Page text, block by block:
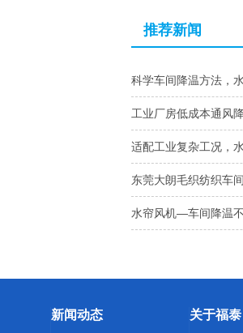
推荐新闻
科学车间降温方法，
工业厂房低成本通风
适配工业复杂工况，
东莞大朗毛织纺织车
水帘风机—车间降温
新闻动态 关于福泰